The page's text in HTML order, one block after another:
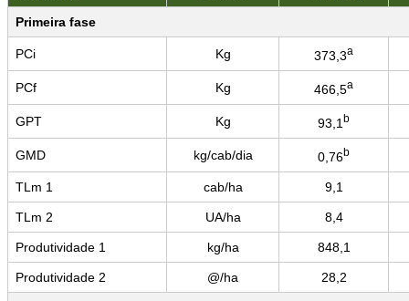
Primeira fase
PCi Kg 373,3a
PCf Kg 466,5a
GPT Kg 93,1 b
GMD kg/cab/dia 0,76b
TLm 1 cab/ha 9,1
TLm 2 UA/ha 8,4
Produtividade 1 kg/ha 848,1
Produtividade 2 @/ha 28,2